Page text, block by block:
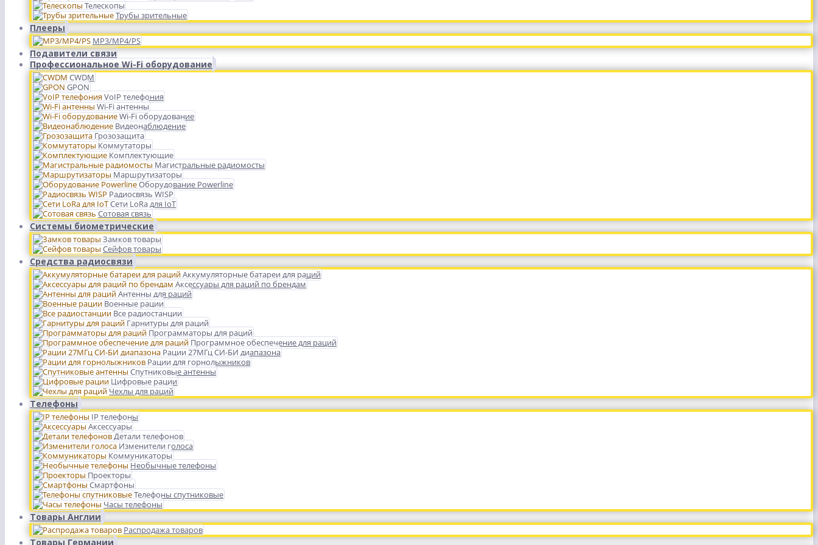
Телескопы
Трубы зрительные
Плееры
MP3/MP4/PS
Подавители связи
Профессиональное Wi-Fi оборудование
CWDM
GPON
VoIP телефония
Wi-Fi антенны
Wi-Fi оборудование
Видеонаблюдение
Грозозащита
Коммутаторы
Комплектующие
Магистральные радиомосты
Маршрутизаторы
Оборудование Powerline
Радиосвязь WISP
Сети LoRa для IoT
Сотовая связь
Системы биометрические
Замков товары
Сейфов товары
Средства радиосвязи
Аккумуляторные батареи для раций
Аксессуары для раций по брендам
Антенны для раций
Военные рации
Все радиостанции
Гарнитуры для раций
Программаторы для раций
Программное обеспечение для раций
Рации 27МГц СИ-БИ диапазона
Рации для горнолыжников
Спутниковые антенны
Цифровые рации
Чехлы для раций
Телефоны
IP телефоны
Аксессуары
Детали телефонов
Изменители голоса
Коммуникаторы
Необычные телефоны
Проекторы
Смартфоны
Телефоны спутниковые
Часы телефоны
Товары Англии
Распродажа товаров
Товары Германии